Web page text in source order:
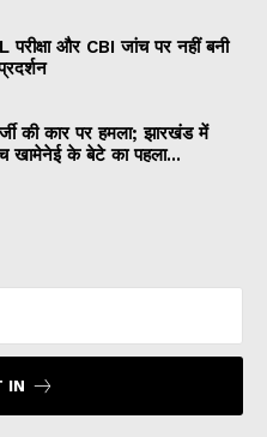
परीक्षा और CBI जांच पर नहीं बनी
की कार पर हमला; झारखंड में
खामेनेई के बेटे का पहला...
IN